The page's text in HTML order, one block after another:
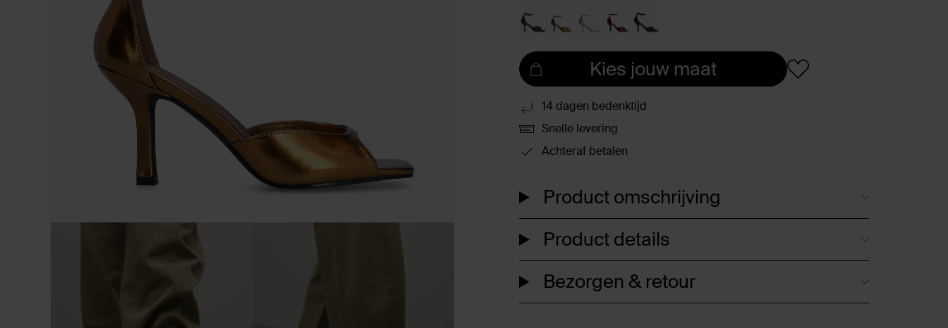
Kies jouw maat
14 dagen bedenktijd
Snelle levering
Achteraf betalen
Product omschrijving
Product details
Bezorgen & retour